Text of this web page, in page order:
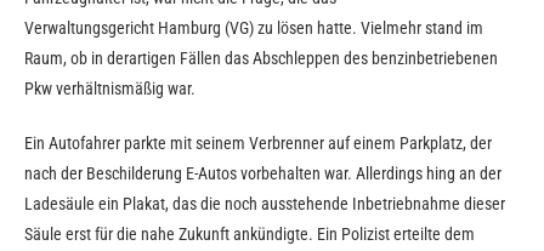
Verwaltungsgericht Hamburg (VG) zu lösen hatte. Vielmehr stand im
Raum, ob in derartigen Fällen das Abschleppen des benzinbetriebenen
Pkw verhältnismäßig war.
Ein Autofahrer parkte mit seinem Verbrenner auf einem Parkplatz, der
nach der Beschilderung E-Autos vorbehalten war. Allerdings hing an der
Ladesäule ein Plakat, das die noch ausstehende Inbetriebnahme dieser
Säule erst für die nahe Zukunft ankündigte. Ein Polizist erteilte dem